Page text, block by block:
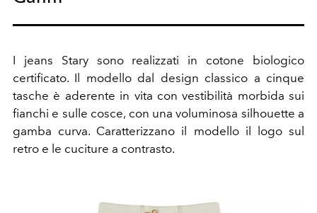
I jeans Stary sono realizzati in cotone biologico
certificato. Il modello dal design classico a cinque
tasche è aderente in vita con vestibilità morbida sui
fianchi e sulle cosce, con una voluminosa silhouette a
gamba curva. Caratterizzano il modello il logo sul
retro e le cuciture a contrasto.